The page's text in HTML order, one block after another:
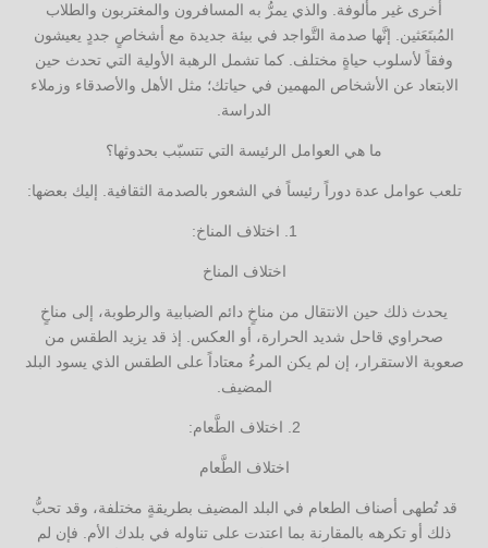
أخرى غير مألوفة. والذي يمرُّ به المسافرون والمغتربون والطلاب
المُبتَعَثين. إنَّها صدمة التَّواجد في بيئة جديدة مع أشخاصٍ جددٍ يعيشون
وفقاً لأسلوب حياةٍ مختلف. كما تشمل الرهبة الأولية التي تحدث حين
الابتعاد عن الأشخاص المهمين في حياتك؛ مثل الأهل والأصدقاء وزملاء
الدراسة.
ما هي العوامل الرئيسة التي تتسبّب بحدوثها؟
تلعب عوامل عدة دوراً رئيساً في الشعور بالصدمة الثقافية. إليك بعضها:
1. اختلاف المناخ:
اختلاف المناخ
يحدث ذلك حين الانتقال من مناخٍ دائم الضبابية والرطوبة، إلى مناخٍ
صحراوي قاحل شديد الحرارة، أو العكس. إذ قد يزيد الطقس من
صعوبة الاستقرار، إن لم يكن المرءُ معتاداً على الطقس الذي يسود البلد
المضيف.
2. اختلاف الطَّعام:
اختلاف الطَّعام
قد تُطهى أصناف الطعام في البلد المضيف بطريقةٍ مختلفة، وقد تحبُّ
ذلك أو تكرهه بالمقارنة بما اعتدت على تناوله في بلدك الأم. فإن لم